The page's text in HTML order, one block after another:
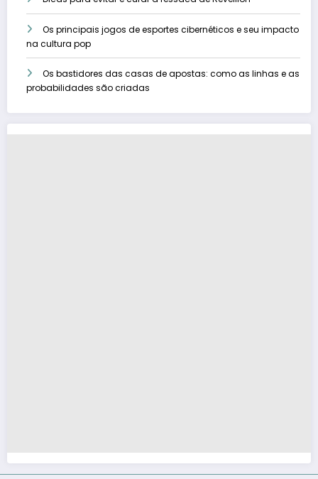
Os principais jogos de esportes cibernéticos e seu impacto
na cultura pop
Os bastidores das casas de apostas: como as linhas e as
probabilidades são criadas